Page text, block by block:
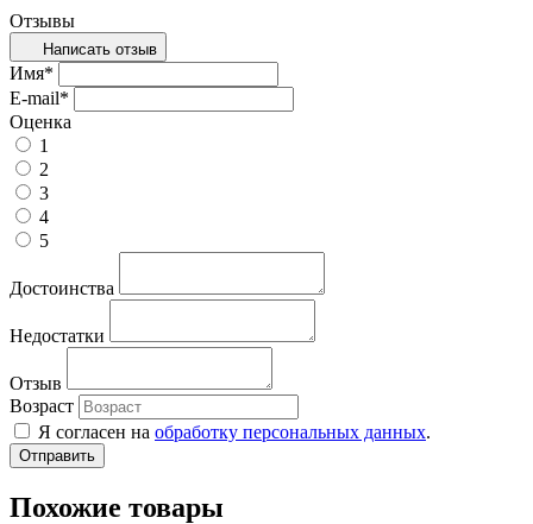
Отзывы
Написать отзыв
Имя*
E-mail*
Оценка
1
2
3
4
5
Достоинства
Недостатки
Отзыв
Возраст
Я согласен на обработку персональных данных.
Похожие товары